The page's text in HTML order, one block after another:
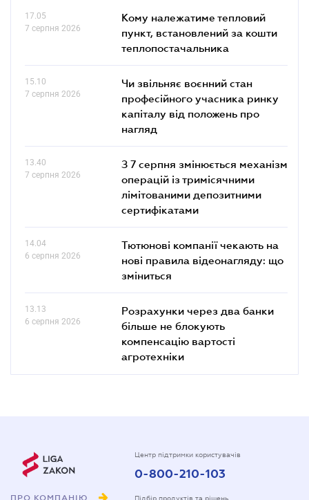
17.05
7 серпня 2026
Кому належатиме тепловий
пункт, встановлений за кошти
теплопостачальника
15.10
7 серпня 2026
Чи звільняє воєнний стан
професійного учасника ринку
капіталу від положень про
нагляд
13.40
7 серпня 2026
З 7 серпня змінюється механізм
операцій із тримісячними
лімітованими депозитними
сертифікатами
14.04
6 серпня 2026
Тютюнові компанії чекають на
нові правила відеонагляду: що
зміниться
13.13
6 серпня 2026
Розрахунки через два банки
більше не блокують
компенсацію вартості
агротехніки
ПРО КОМПАНІЮ
Центр підтримки користувачів
0-800-210-103
Підбір продуктів та рішень